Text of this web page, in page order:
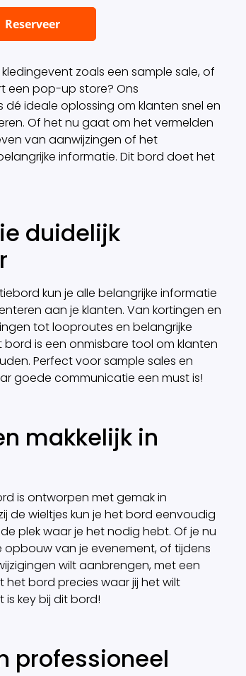
Reserveer
zoals een sample sale, of
een pop-up store? Ons
ideale oplossing om klanten snel en
Of het nu gaat om het vermelden
van aanwijzingen of het
informatie. Dit bord doet het
duidelijk
kun je alle belangrijke informatie
aan je klanten. Van kortingen en
tot looproutes en belangrijke
is een onmisbare tool om klanten
Perfect voor sample sales en
goede communicatie een must is!
makkelijk in
is ontworpen met gemak in
de wieltjes kun je het bord eenvoudig
plek waar je het nodig hebt. Of je nu
van je evenement, of tijdens
wilt aanbrengen, met een
het bord precies waar jij het wilt
is key bij dit bord!
professioneel